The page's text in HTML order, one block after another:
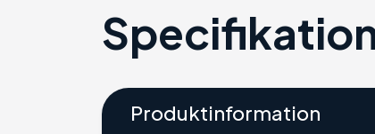
Produktinformation